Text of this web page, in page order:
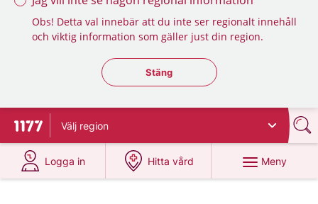
Obs! Detta val innebär att du inte ser regionalt innehåll
och viktig information som gäller just din region.
Stäng regionsväljaren
Stäng
Till startsidan för 1177
Välj region
Logga in
på 1177.se
Hitta vård
på 1177.se
Meny